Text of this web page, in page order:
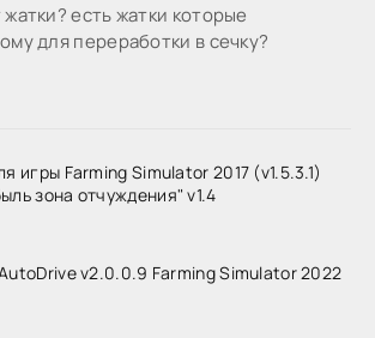
есть жатки которые
для переработки в сечку?
игры Farming Simulator 2017 (v1.5.3.1)
зона отчуждения" v1.4
v2.0.0.9 Farming Simulator 2022